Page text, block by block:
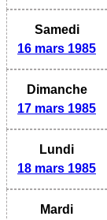
Samedi
16 mars 1985
Dimanche
17 mars 1985
Lundi
18 mars 1985
Mardi